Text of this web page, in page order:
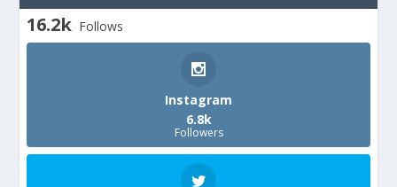
16.2k Follows
Instagram
6.8k
Followers